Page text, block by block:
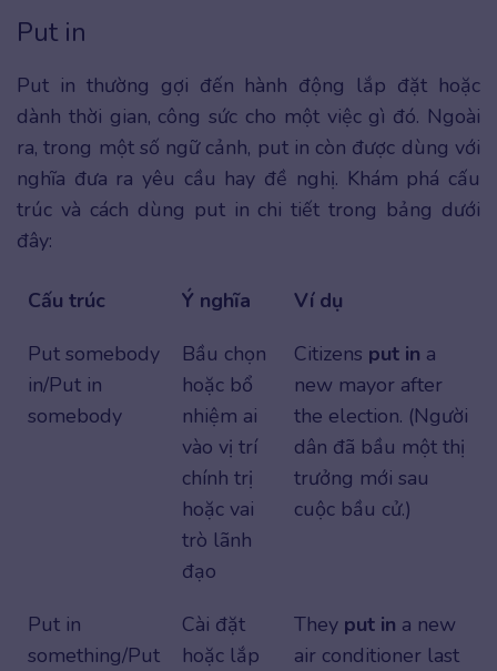
Put in
Put in thường gợi đến hành động lắp đặt hoặc
dành thời gian, công sức cho một việc gì đó. Ngoài
ra, trong một số ngữ cảnh, put in còn được dùng với
nghĩa đưa ra yêu cầu hay đề nghị. Khám phá cấu
trúc và cách dùng put in chi tiết trong bảng dưới
đây:
Cấu trúc Ý nghĩa
Ví dụ
Put somebody
in/Put in
somebody
Bầu chọn
hoặc bổ
nhiệm ai
vào vị trí
chính trị
hoặc vai
trò lãnh
đạo
Citizens put in a
new mayor after
the election. (Người
dân đã bầu một thị
trưởng mới sau
cuộc bầu cử.)
Put in
something/Put
Cài đặt
hoặc lắp
They put in a new
air conditioner last